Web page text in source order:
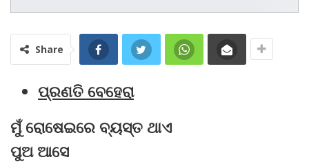
Share
ପ୍ରଣତି ବେହେରା
ମୁଁ ରୋଷେଇରେ ବ୍ୟସ୍ତ ଥାଏ
ପୁଅ ଆସେ